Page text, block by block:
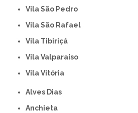
Vila São Pedro
Vila São Rafael
Vila Tibiriçá
Vila Valparaíso
Vila Vitória
Alves Dias
Anchieta